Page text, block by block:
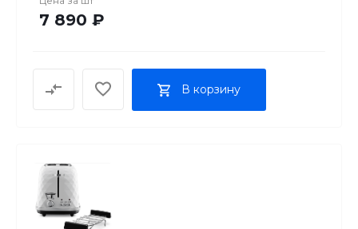
7 890 ₽
В корзину